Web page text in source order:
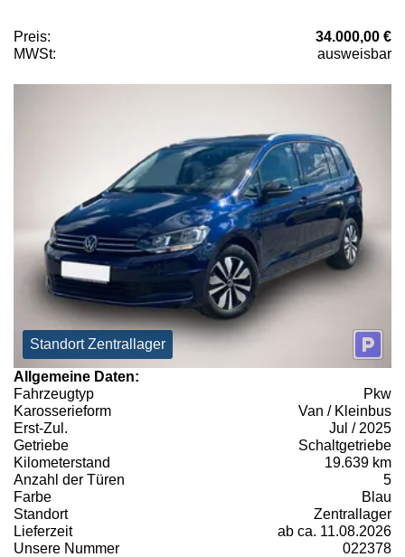
Preis:
34.000,00 €
MWSt:
ausweisbar
Standort Zentrallager
Allgemeine Daten:
Fahrzeugtyp
Pkw
Karosserieform
Van / Kleinbus
Erst-Zul.
Jul / 2025
Getriebe
Schaltgetriebe
Kilometerstand
19.639 km
Anzahl der Türen
5
Farbe
Blau
Standort
Zentrallager
Lieferzeit
ab ca. 11.08.2026
Unsere Nummer
022378